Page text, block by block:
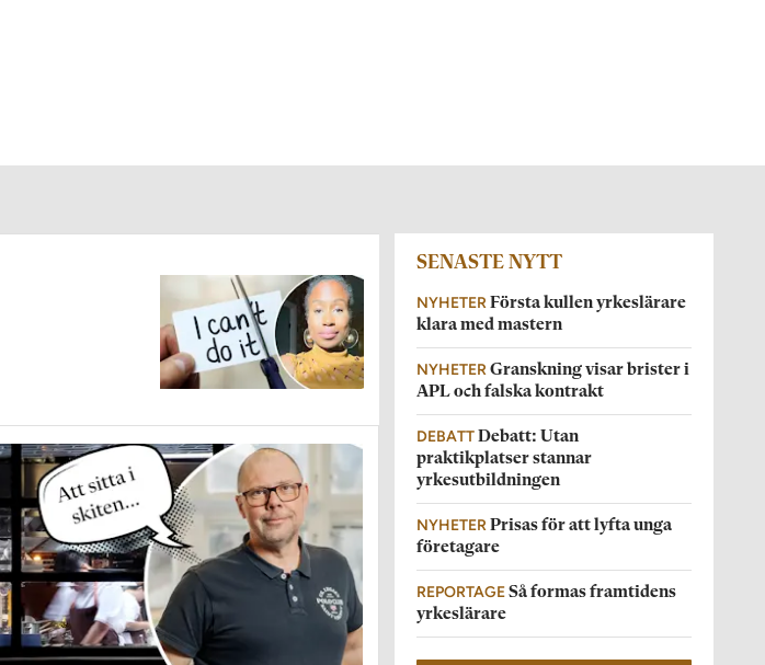
SENASTE NYTT
NYHETER Första kullen yrkeslärare
klara med mastern
NYHETER Granskning visar brister i
APL och falska kontrakt
DEBATT Debatt: Utan
praktikplatser stannar
yrkesutbildningen
NYHETER Prisas för att lyfta unga
företagare
REPORTAGE Så formas framtidens
yrkeslärare